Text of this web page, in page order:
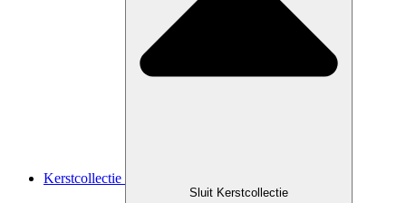
Kerstcollectie
Sluit Kerstcollectie